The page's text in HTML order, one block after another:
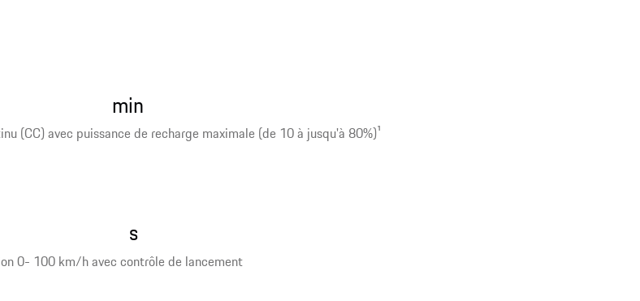
(CC) avec puissance de recharge maximale (de 10 à jusqu'à 80%)1
min
0- 100 km/h avec contrôle de lancement
s